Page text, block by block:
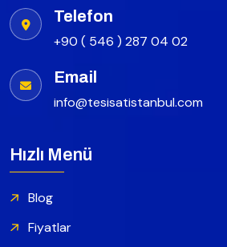
Telefon
+90 ( 546 ) 287 04 02
Email
info@tesisatistanbul.com
Hızlı Menü
Blog
Fiyatlar